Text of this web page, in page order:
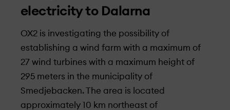
electricity to Dalarna
OX2 is investigating the possibility of
establishing a wind farm with a maximum of
27 wind turbines with a maximum height of
295 meters in the municipality of
Smedjebacken. The area is located
approximately 10 km northeast of